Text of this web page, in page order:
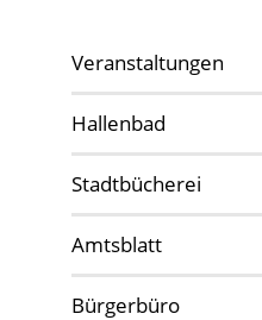
Veranstaltungen
Hallenbad
Stadtbücherei
Amtsblatt
Bürgerbüro